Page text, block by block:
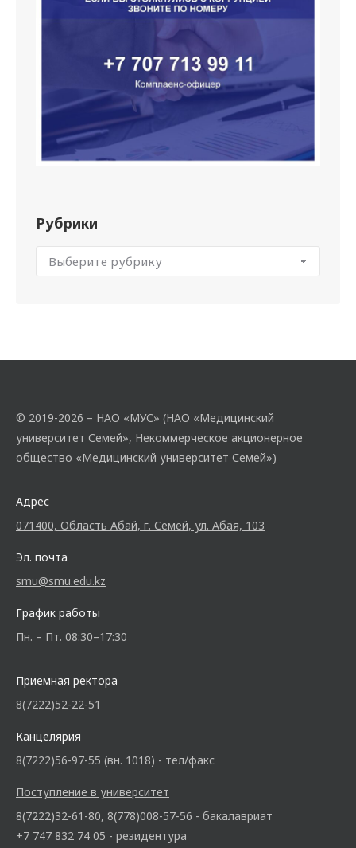
Рубрики
© 2019-2026 – НАО «МУС» (НАО «Медицинский
университет Семей», Некоммерческое акционерное
общество «Медицинский университет Семей»)
Адрес
071400, Область Абай, г. Семей, ул. Абая, 103
Эл. почта
smu@smu.edu.kz
График работы
Пн. – Пт. 08:30–17:30
Приемная ректора
8(7222)52-22-51
Канцелярия
8(7222)56-97-55 (вн. 1018) - тел/факс
Поступление в университет
8(7222)32-61-80, 8(778)008-57-56 - бакалавриат
+7 747 832 74 05 - резидентура